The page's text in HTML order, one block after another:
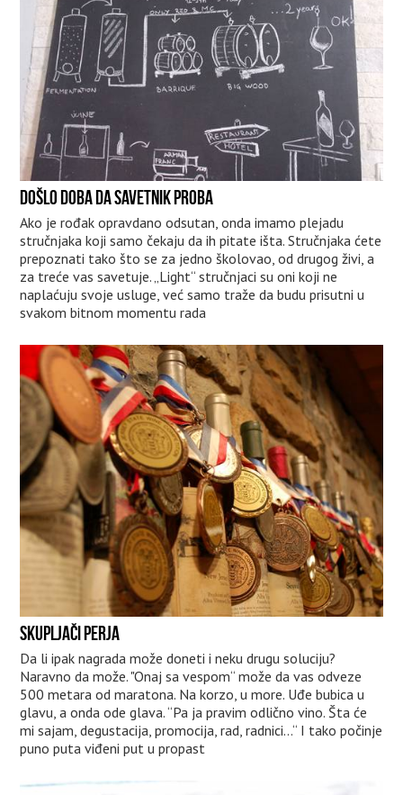
DOŠLO DOBA DA SAVETNIK PROBA
Ako je rođak opravdano odsutan, onda imamo plejadu
stručnjaka koji samo čekaju da ih pitate išta. Stručnjaka ćete
prepoznati tako što se za jedno školovao, od drugog živi, a
za treće vas savetuje. „Light“ stručnjaci su oni koji ne
naplaćuju svoje usluge, već samo traže da budu prisutni u
svakom bitnom momentu rada
SKUPLJAČI PERJA
Da li ipak nagrada može doneti i neku drugu soluciju?
Naravno da može. "Onaj sa vespom“ može da vas odveze
500 metara od maratona. Na korzo, u more. Uđe bubica u
glavu, a onda ode glava. “Pa ja pravim odlično vino. Šta će
mi sajam, degustacija, promocija, rad, radnici...“ I tako počinje
puno puta viđeni put u propast